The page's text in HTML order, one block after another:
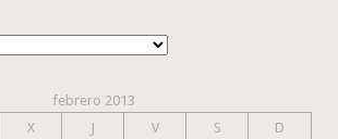
febrero 2013
X J V S
D